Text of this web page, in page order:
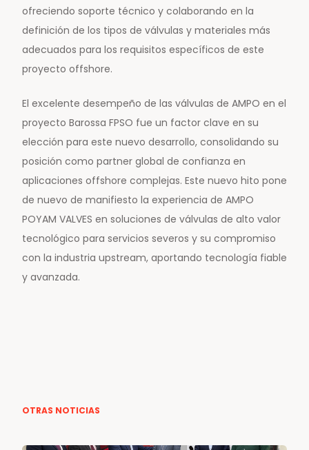
ofreciendo soporte técnico y colaborando en la
definición de los tipos de válvulas y materiales más
adecuados para los requisitos específicos de este
proyecto offshore.
El excelente desempeño de las válvulas de AMPO en el
proyecto Barossa FPSO fue un factor clave en su
elección para este nuevo desarrollo, consolidando su
posición como partner global de confianza en
aplicaciones offshore complejas. Este nuevo hito pone
de nuevo de manifiesto la experiencia de AMPO
POYAM VALVES en soluciones de válvulas de alto valor
tecnológico para servicios severos y su compromiso
con la industria upstream, aportando tecnología fiable
y avanzada.
OTRAS NOTICIAS